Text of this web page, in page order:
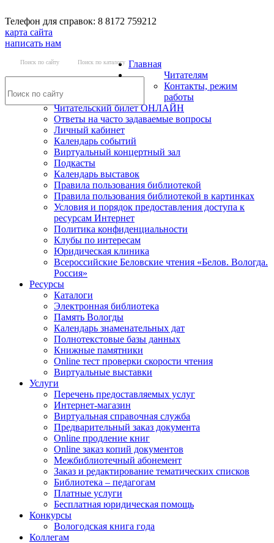
Телефон для справок: 8 8172 759212
карта сайта
написать нам
Поиск по сайту Поиск по каталогу Главная
Читателям
Контакты, режим
работы
Читательский билет ОНЛАЙН
Ответы на часто задаваемые вопросы
Личный кабинет
Календарь событий
Виртуальный концертный зал
Подкасты
Календарь выставок
Правила пользования библиотекой
Правила пользования библиотекой в картинках
Условия и порядок предоставления доступа к
ресурсам Интернет
Политика конфиденциальности
Клубы по интересам
Юридическая клиника
Всероссийские Беловские чтения «Белов. Вологда.
Россия»
Ресурсы
Каталоги
Электронная библиотека
Память Вологды
Календарь знаменательных дат
Полнотекстовые базы данных
Книжные памятники
Online тест проверки скорости чтения
Виртуальные выставки
Услуги
Перечень предоставляемых услуг
Интернет-магазин
Виртуальная справочная служба
Предварительный заказ документа
Online продление книг
Online заказ копий документов
Межбиблиотечный абонемент
Заказ и редактирование тематических списков
Библиотека – педагогам
Платные услуги
Бесплатная юридическая помощь
Конкурсы
Вологодская книга года
Коллегам